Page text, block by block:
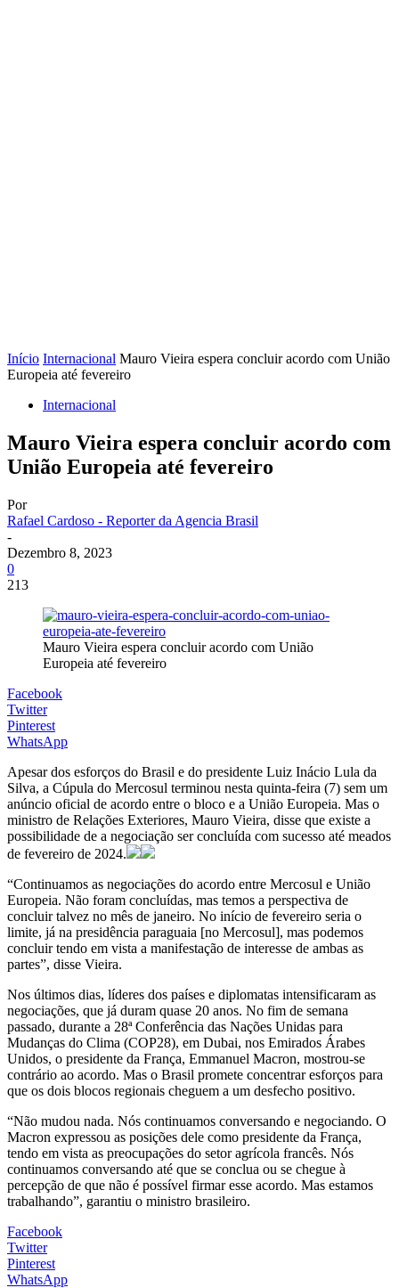
Início Internacional Mauro Vieira espera concluir acordo com União
Europeia até fevereiro
Internacional
Mauro Vieira espera concluir acordo com
União Europeia até fevereiro
Por
Rafael Cardoso - Reporter da Agencia Brasil
-
Dezembro 8, 2023
0
213
Mauro Vieira espera concluir acordo com União
Europeia até fevereiro
Facebook
Twitter
Pinterest
WhatsApp
Apesar dos esforços do Brasil e do presidente Luiz Inácio Lula da
Silva, a Cúpula do Mercosul terminou nesta quinta-feira (7) sem um
anúncio oficial de acordo entre o bloco e a União Europeia. Mas o
ministro de Relações Exteriores, Mauro Vieira, disse que existe a
possibilidade de a negociação ser concluída com sucesso até meados
de fevereiro de 2024.
“Continuamos as negociações do acordo entre Mercosul e União
Europeia. Não foram concluídas, mas temos a perspectiva de
concluir talvez no mês de janeiro. No início de fevereiro seria o
limite, já na presidência paraguaia [no Mercosul], mas podemos
concluir tendo em vista a manifestação de interesse de ambas as
partes”, disse Vieira.
Nos últimos dias, líderes dos países e diplomatas intensificaram as
negociações, que já duram quase 20 anos. No fim de semana
passado, durante a 28ª Conferência das Nações Unidas para
Mudanças do Clima (COP28), em Dubai, nos Emirados Árabes
Unidos, o presidente da França, Emmanuel Macron, mostrou-se
contrário ao acordo. Mas o Brasil promete concentrar esforços para
que os dois blocos regionais cheguem a um desfecho positivo.
“Não mudou nada. Nós continuamos conversando e negociando. O
Macron expressou as posições dele como presidente da França,
tendo em vista as preocupações do setor agrícola francês. Nós
continuamos conversando até que se conclua ou se chegue à
percepção de que não é possível firmar esse acordo. Mas estamos
trabalhando”, garantiu o ministro brasileiro.
Facebook
Twitter
Pinterest
WhatsApp